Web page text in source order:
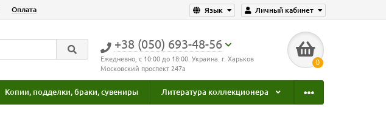
Личный кабинет
Язык
Оплата
+38 (050) 693-48-56
Ежедневно, с 10:00 до 18:00. Украина. г. Харьков
Московский проспект 247а
0
Копии, подделки, браки, сувениры Литература коллекционера